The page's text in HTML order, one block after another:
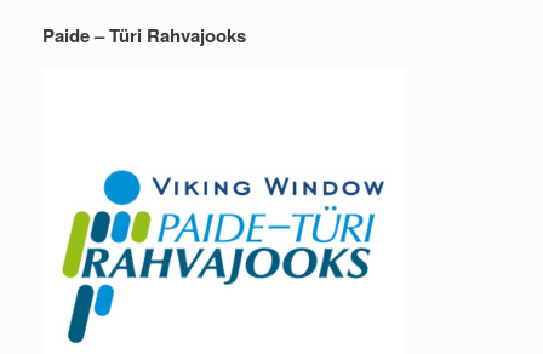
Paide – Türi Rahvajooks